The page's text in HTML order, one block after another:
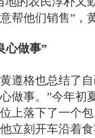
帮他们销售”，
心做事”
遵格也总结了
做事。”今年初
上落下了一个
立刻开车沿着